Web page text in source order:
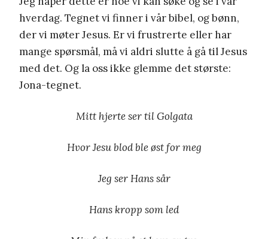
hverdag. Tegnet vi finner i vår bibel, og bønn,
der vi møter Jesus. Er vi frustrerte eller har
mange spørsmål, må vi aldri slutte å gå til Jesus
med det. Og la oss ikke glemme det største:
Jona-tegnet.
Mitt hjerte ser til Golgata
Hvor Jesu blod ble øst for meg
Jeg ser Hans sår
Hans kropp som led